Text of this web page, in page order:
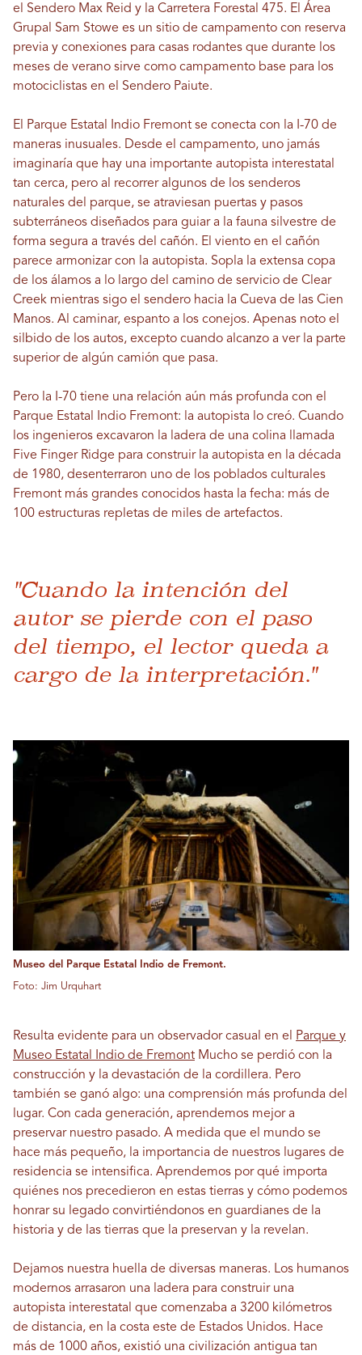
el Sendero Max Reid y la Carretera Forestal 475. El Área
Grupal Sam Stowe es un sitio de campamento con reserva
previa y conexiones para casas rodantes que durante los
meses de verano sirve como campamento base para los
motociclistas en el Sendero Paiute.
El Parque Estatal Indio Fremont se conecta con la I-70 de
maneras inusuales. Desde el campamento, uno jamás
imaginaría que hay una importante autopista interestatal
tan cerca, pero al recorrer algunos de los senderos
naturales del parque, se atraviesan puertas y pasos
subterráneos diseñados para guiar a la fauna silvestre de
forma segura a través del cañón. El viento en el cañón
parece armonizar con la autopista. Sopla la extensa copa
de los álamos a lo largo del camino de servicio de Clear
Creek mientras sigo el sendero hacia la Cueva de las Cien
Manos. Al caminar, espanto a los conejos. Apenas noto el
silbido de los autos, excepto cuando alcanzo a ver la parte
superior de algún camión que pasa.
Pero la I-70 tiene una relación aún más profunda con el
Parque Estatal Indio Fremont: la autopista lo creó. Cuando
los ingenieros excavaron la ladera de una colina llamada
Five Finger Ridge para construir la autopista en la década
de 1980, desenterraron uno de los poblados culturales
Fremont más grandes conocidos hasta la fecha: más de
100 estructuras repletas de miles de artefactos.
"Cuando la intención del
autor se pierde con el paso
del tiempo, el lector queda a
cargo de la interpretación."
Museo del Parque Estatal Indio de Fremont.
Foto: Jim Urquhart
Resulta evidente para un observador casual en el Parque y
Museo Estatal Indio de Fremont Mucho se perdió con la
construcción y la devastación de la cordillera. Pero
también se ganó algo: una comprensión más profunda del
lugar. Con cada generación, aprendemos mejor a
preservar nuestro pasado. A medida que el mundo se
hace más pequeño, la importancia de nuestros lugares de
residencia se intensifica. Aprendemos por qué importa
quiénes nos precedieron en estas tierras y cómo podemos
honrar su legado convirtiéndonos en guardianes de la
historia y de las tierras que la preservan y la revelan.
Dejamos nuestra huella de diversas maneras. Los humanos
modernos arrasaron una ladera para construir una
autopista interestatal que comenzaba a 3200 kilómetros
de distancia, en la costa este de Estados Unidos. Hace
más de 1000 años, existió una civilización antigua tan